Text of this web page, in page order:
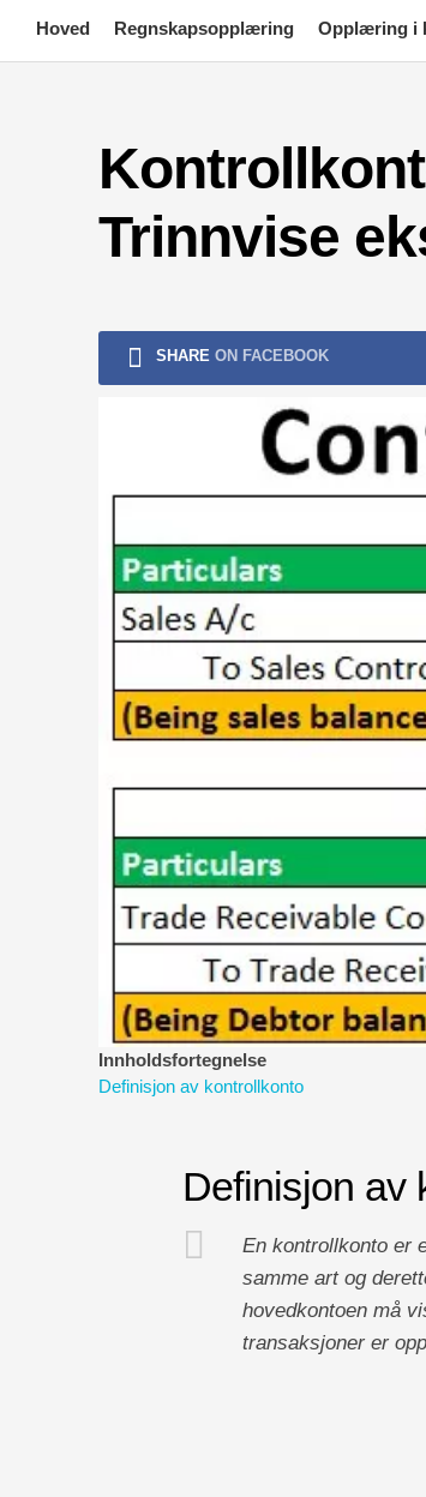
content
Hoved Regnskapsopplæring Opplæring i
Trinnvise
SHARE ON FACEBOOK
Innholdsfortegnelse
Definisjon av kontrollkonto
Definisjon av
En kontrollkonto er
samme art og
hovedkontoen må
transaksjoner er